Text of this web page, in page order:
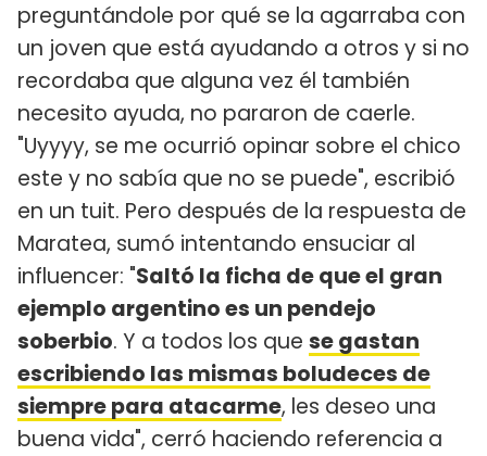
preguntándole por qué se la agarraba con
un joven que está ayudando a otros y si no
recordaba que alguna vez él también
necesito ayuda, no pararon de caerle.
"Uyyyy, se me ocurrió opinar sobre el chico
este y no sabía que no se puede", escribió
en un tuit. Pero después de la respuesta de
Maratea, sumó intentando ensuciar al
influencer: "Saltó la ficha de que el gran
ejemplo argentino es un pendejo
soberbio. Y a todos los que se gastan
escribiendo las mismas boludeces de
siempre para atacarme, les deseo una
buena vida", cerró haciendo referencia a